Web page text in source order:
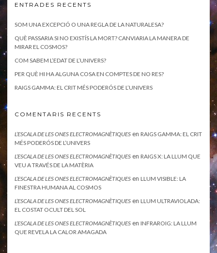
ENTRADES RECENTS
SOM UNA EXCEPCIÓ O UNA REGLA DE LA NATURALESA?
QUÈ PASSARIA SI NO EXISTÍS LA MORT? CANVIARIA LA MANERA DE
MIRAR EL COSMOS?
COM SABEM L’EDAT DE L’UNIVERS?
PER QUÈ HI HA ALGUNA COSA EN COMPTES DE NO RES?
RAIGS GAMMA: EL CRIT MÉS PODERÓS DE L’UNIVERS
COMENTARIS RECENTS
L’ESCALA DE LES ONES ELECTROMAGNÈTIQUES en RAIGS GAMMA: EL CRIT
MÉS PODERÓS DE L’UNIVERS
L’ESCALA DE LES ONES ELECTROMAGNÈTIQUES en RAIGS X: LA LLUM QUE
VEU A TRAVÉS DE LA MATÈRIA
L’ESCALA DE LES ONES ELECTROMAGNÈTIQUES en LLUM VISIBLE: LA
FINESTRA HUMANA AL COSMOS
L’ESCALA DE LES ONES ELECTROMAGNÈTIQUES en LLUM ULTRAVIOLADA:
EL COSTAT OCULT DEL SOL
L’ESCALA DE LES ONES ELECTROMAGNÈTIQUES en INFRAROIG: LA LLUM
QUE REVELA LA CALOR AMAGADA